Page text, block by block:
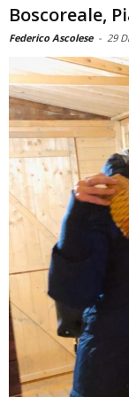
Boscoreale,
Federico Ascolese - 29